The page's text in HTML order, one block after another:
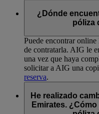
¿Dónde
póliza
Puede encontrar
de contratarla. AIG le
una vez que haya
solicitar a AIG una
reserva.
He realizado
Emirates.